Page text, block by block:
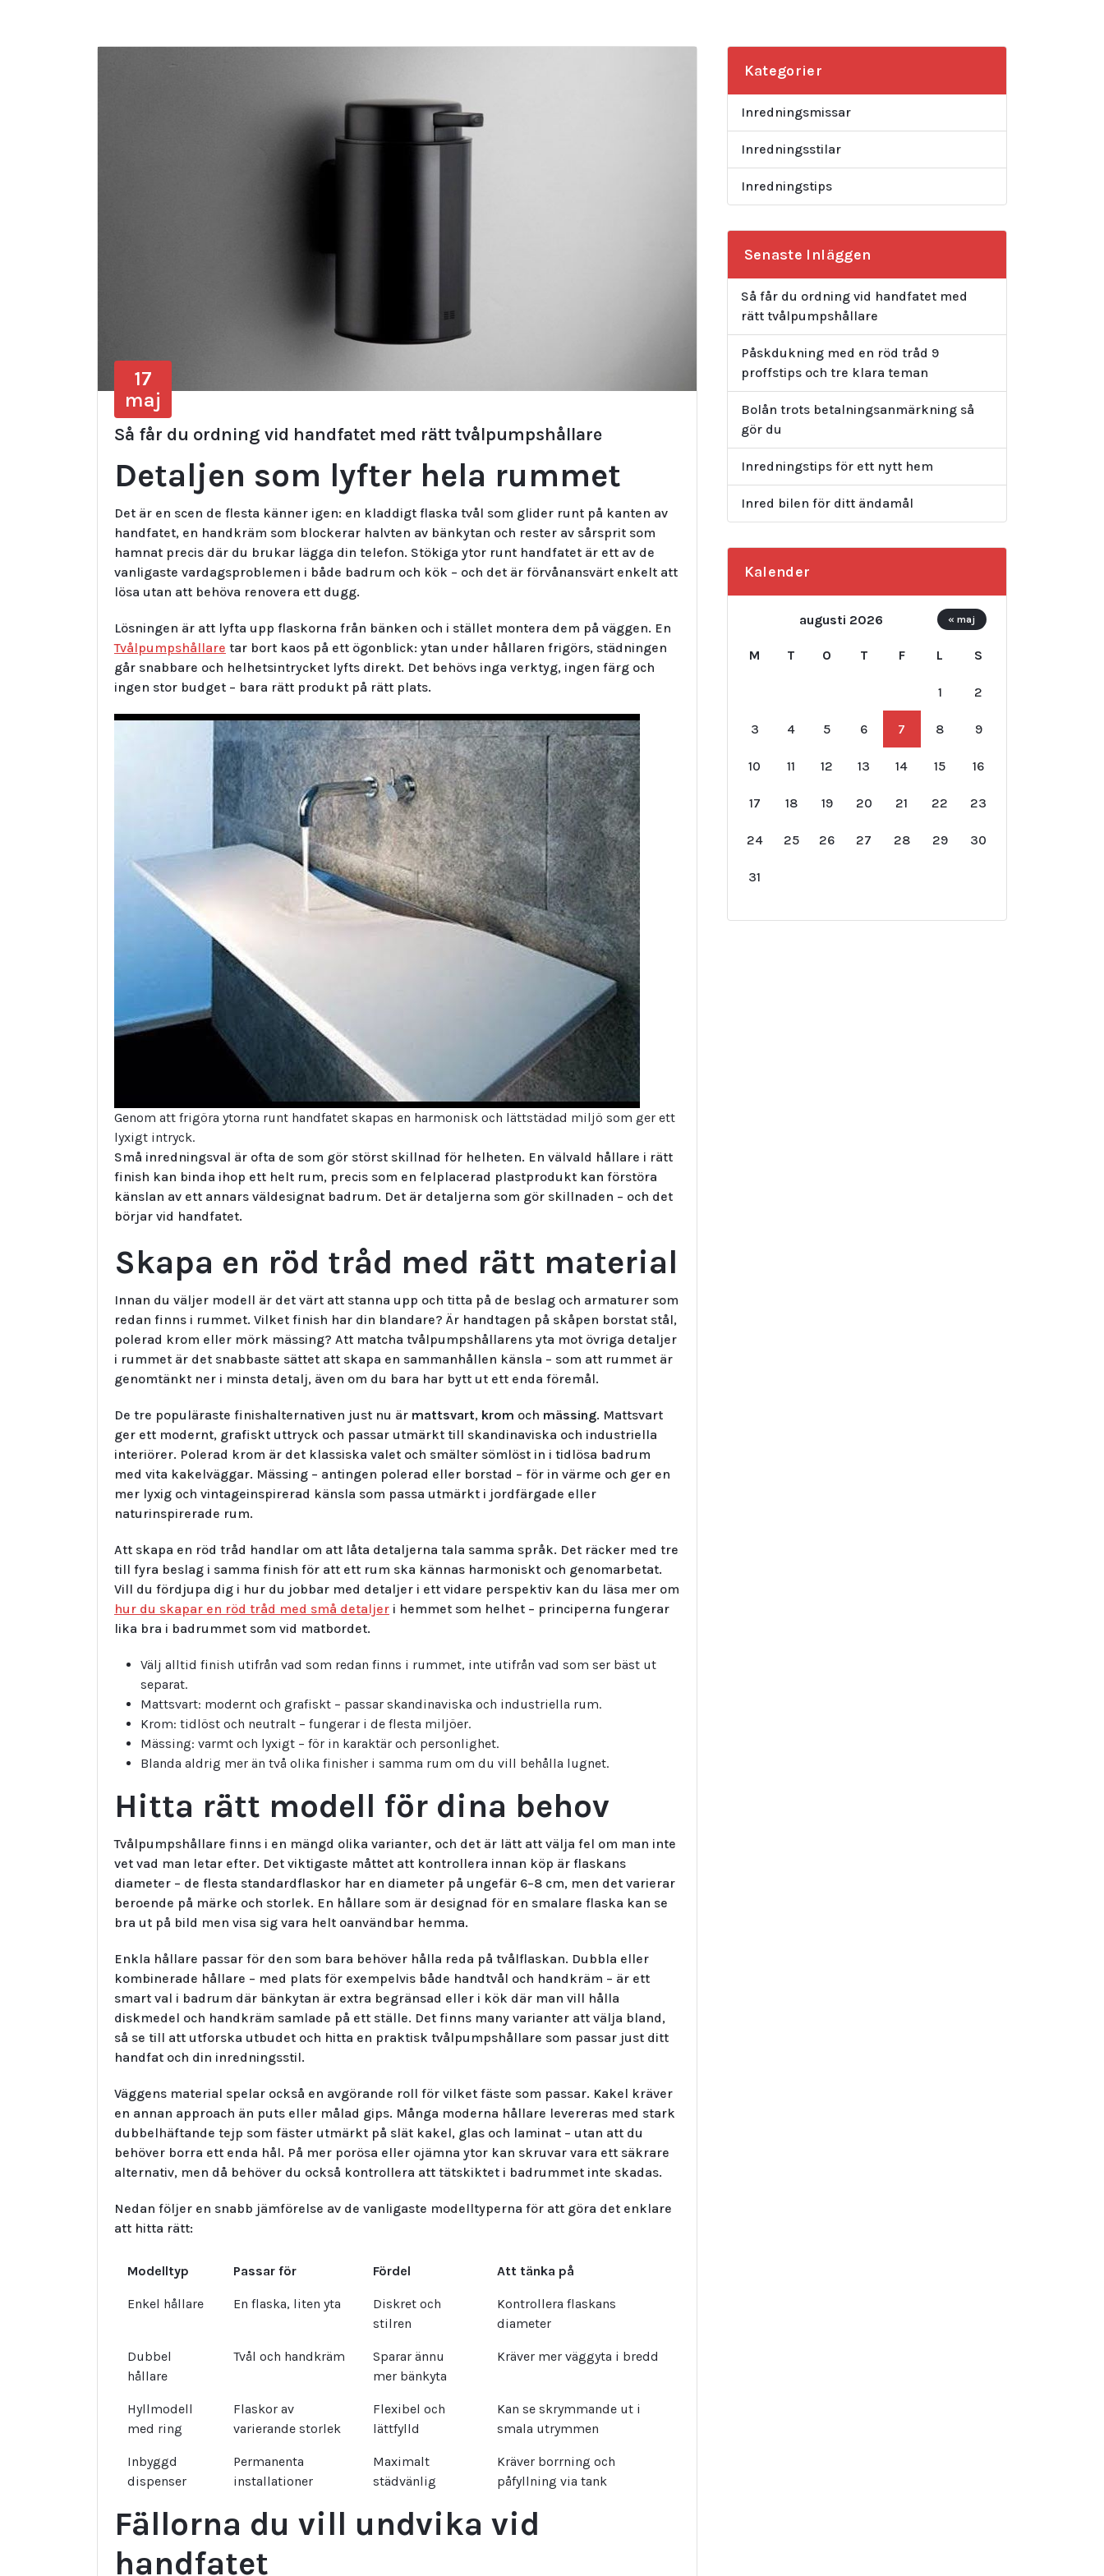
17
maj
Så får du ordning vid handfatet med rätt tvålpumpshållare
Detaljen som lyfter hela rummet
Det är en scen de flesta känner igen: en kladdigt flaska tvål som glider runt på kanten av
handfatet, en handkräm som blockerar halvten av bänkytan och rester av sårsprit som
hamnat precis där du brukar lägga din telefon. Stökiga ytor runt handfatet är ett av de
vanligaste vardagsproblemen i både badrum och kök – och det är förvånansvärt enkelt att
lösa utan att behöva renovera ett dugg.
Lösningen är att lyfta upp flaskorna från bänken och i stället montera dem på väggen. En
Tvålpumpshållare tar bort kaos på ett ögonblick: ytan under hållaren frigörs, städningen
går snabbare och helhetsintrycket lyfts direkt. Det behövs inga verktyg, ingen färg och
ingen stor budget – bara rätt produkt på rätt plats.
Genom att frigöra ytorna runt handfatet skapas en harmonisk och lättstädad miljö som ger ett
lyxigt intryck.
Små inredningsval är ofta de som gör störst skillnad för helheten. En välvald hållare i rätt
finish kan binda ihop ett helt rum, precis som en felplacerad plast­produkt kan förstöra
känslan av ett annars väldesignat badrum. Det är detaljerna som gör skillnaden – och det
börjar vid handfatet.
Skapa en röd tråd med rätt material
Innan du väljer modell är det värt att stanna upp och titta på de beslag och armaturer som
redan finns i rummet. Vilket finish har din blandare? Är handtagen på skåpen borstat stål,
polerad krom eller mörk mässing? Att matcha tvålpumpshållarens yta mot övriga detaljer
i rummet är det snabbaste sättet att skapa en sammanhållen känsla – som att rummet är
genomtänkt ner i minsta detalj, även om du bara har bytt ut ett enda föremål.
De tre populäraste finishalternativen just nu är mattsvart, krom och mässing. Mattsvart
ger ett modernt, grafiskt uttryck och passar utmärkt till skandinaviska och industriella
interiörer. Polerad krom är det klassiska valet och smälter sömlöst in i tidlösa badrum
med vita kakelväggar. Mässing – antingen polerad eller borstad – för in värme och ger en
mer lyxig och vintage­inspirerad känsla som passa utmärkt i jordfärgade eller
naturinspirerade rum.
Att skapa en röd tråd handlar om att låta detaljerna tala samma språk. Det räcker med tre
till fyra beslag i samma finish för att ett rum ska kännas harmoniskt och genomarbetat.
Vill du fördjupa dig i hur du jobbar med detaljer i ett vidare perspektiv kan du läsa mer om
hur du skapar en röd tråd med små detaljer i hemmet som helhet – principerna fungerar
lika bra i badrummet som vid matbordet.
Välj alltid finish utifrån vad som redan finns i rummet, inte utifrån vad som ser bäst ut
separat.
Mattsvart: modernt och grafiskt – passar skandinaviska och industriella rum.
Krom: tidlöst och neutralt – fungerar i de flesta miljöer.
Mässing: varmt och lyxigt – för in karaktär och personlighet.
Blanda aldrig mer än två olika finisher i samma rum om du vill behålla lugnet.
Hitta rätt modell för dina behov
Tvålpumpshållare finns i en mängd olika varianter, och det är lätt att välja fel om man inte
vet vad man letar efter. Det viktigaste måttet att kontrollera innan köp är flaskans
diameter – de flesta standardflaskor har en diameter på ungefär 6–8 cm, men det varierar
beroende på märke och storlek. En hållare som är designad för en smalare flaska kan se
bra ut på bild men visa sig vara helt oanvändbar hemma.
Enkla hållare passar för den som bara behöver hålla reda på tvålflaskan. Dubbla eller
kombinerade hållare – med plats för exempelvis både handtvål och handkräm – är ett
smart val i badrum där bänkytan är extra begränsad eller i kök där man vill hålla
diskmedel och handkräm samlade på ett ställe. Det finns many varianter att välja bland,
så se till att utforska utbudet och hitta en praktisk tvålpumpshållare som passar just ditt
handfat och din inredningsstil.
Väggens material spelar också en avgörande roll för vilket fäste som passar. Kakel kräver
en annan approach än puts eller målad gips. Många moderna hållare levereras med stark
dubbelhäftande tejp som fäster utmärkt på slät kakel, glas och laminat – utan att du
behöver borra ett enda hål. På mer porösa eller ojämna ytor kan skruvar vara ett säkrare
alternativ, men då behöver du också kontrollera att tätskiktet i badrummet inte skadas.
Nedan följer en snabb jämförelse av de vanligaste modelltyperna för att göra det enklare
att hitta rätt:
Modelltyp Passar för Fördel Att tänka på
Enkel hållare En flaska, liten yta
Diskret och
stilren
Kontrollera flaskans
diameter
Dubbel
hållare
Tvål och handkräm
Sparar ännu
mer bänkyta
Kräver mer väggyta i bredd
Hyllmodell
med ring
Flaskor av
varierande storlek
Flexibel och
lättfylld
Kan se skrymmande ut i
smala utrymmen
Inbyggd
dispenser
Permanenta
installationer
Maximalt
städvänlig
Kräver borrning och
påfyllning via tank
Fällorna du vill undvika vid
handfatet
Kategorier
Inredningsmissar
Inredningsstilar
Inredningstips
Senaste Inläggen
Så får du ordning vid handfatet med
rätt tvålpumpshållare
Påskdukning med en röd tråd 9
proffstips och tre klara teman
Bolån trots betalningsanmärkning så
gör du
Inredningstips för ett nytt hem
Inred bilen för ditt ändamål
Kalender
augusti 2026
M T O T F L S
1 2
3 4 5 6 7 8 9
10 11 12 13 14 15 16
17 18 19 20 21 22 23
24 25 26 27 28 29 30
31
« maj